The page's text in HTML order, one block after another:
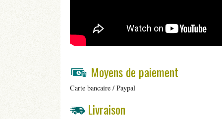
Moyens de paiement
Carte bancaire / Paypal
Livraison